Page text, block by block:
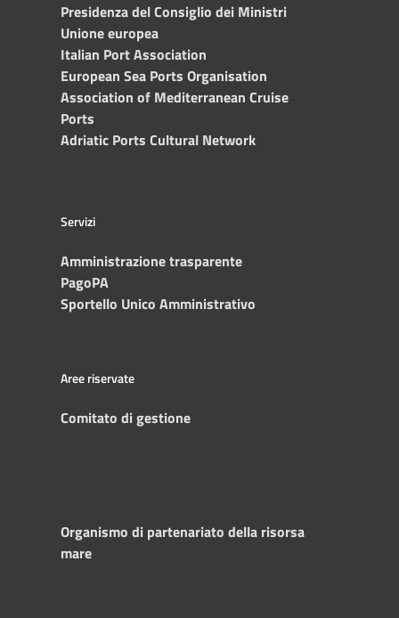
Presidenza del Consiglio dei Ministri
Unione europea
Italian Port Association
European Sea Ports Organisation
Association of Mediterranean Cruise
Ports
Adriatic Ports Cultural Network
Servizi
Amministrazione trasparente
PagoPA
Sportello Unico Amministrativo
Aree riservate
Comitato di gestione
Organismo di partenariato della risorsa
mare